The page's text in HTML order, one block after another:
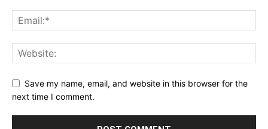
Save my name, email, and website in this browser for the
next time I comment.